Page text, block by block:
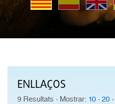
ENLLAÇOS
9 Resultats · Mostrar: 10 · 20 ·